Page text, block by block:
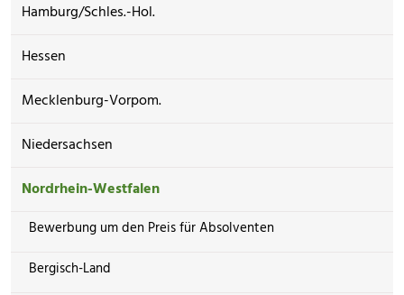
Hamburg/Schles.-Hol.
Hessen
Mecklenburg-Vorpom.
Niedersachsen
Nordrhein-Westfalen
Bewerbung um den Preis für Absolventen
Bergisch-Land